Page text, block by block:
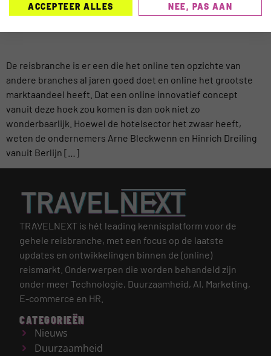
INNOVATIES IN DE HOTELSECTOR
De reisbranche is er een die het online ten opzichte van
andere branches al jaren goed doet en online het grootste
marktaandeel heeft. Dat een online innovatief concept
vanuit deze hoek zou komen is dan ook niet zo
wonderbaarlijk. Hoewel de hotelsector het zwaar heeft,
weten de ondernemers Arne Bleckwenn en Hinrich Dreiling
vanuit Berlijn […]
TRAVELNEXT is hét leading kennisplatform voor de
gehele reisbranche, met een focus op de laatste
updates en ontwikkelingen binnen de (online)
reismarkt. Onderwerpen die worden behandeld zijn
onder meer Technologie, Duurzaamheid, AI, Marketing,
E-commerce en HR.
CATEGORIEËN
Nieuws
Duurzaamheid
ACCEPTEER ALLES NEE, PAS AAN